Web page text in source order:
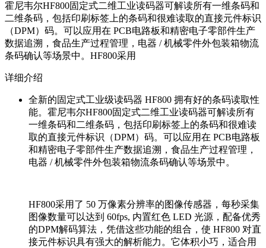
霍尼韦尔HF800固定式二维工业读码器可解读所有一维条码和
二维条码，包括印刷标签上的条码和很难读取的直接元件标识
（DPM）码。可以应用在 PCB电路板和精密电子零部件生产
数据追溯，食品生产过程管理，电器 / 机械零件外包装箱物流
条码确认等场景中。HF800采用
详细介绍
全新的固定式工业级读码器 HF800 拥有好的条码读取性
能。霍尼韦尔HF800固定式二维工业读码器可解读所有
一维条码和二维条码，包括印刷标签上的条码和很难读
取的直接元件标识（DPM）码。可以应用在 PCB电路板
和精密电子零部件生产数据追溯，食品生产过程管理，
电器 / 机械零件外包装箱物流条码确认等场景中。
HF800采用了 50 万像素分辨率的图像传感器，每秒采集
图像数量可以达到 60fps, 内置红色 LED 光源，配备优秀
的DPM解码算法，凭借这些功能的组合，使 HF800 对直
接元件标识具有强大的解析能力。它体积小巧，适合用